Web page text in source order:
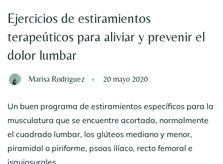
Ejercicios de estiramientos
terapeúticos para aliviar y prevenir el
dolor lumbar
Marisa Rodriguez 20 mayo 2020
Un buen programa de estiramientos específicos para la
musculatura que se encuentre acortada, normalmente
el cuadrado lumbar, los glúteos mediano y menor,
piramidal o piriforme, psoas ilíaco, recto femoral e
isquiosurales